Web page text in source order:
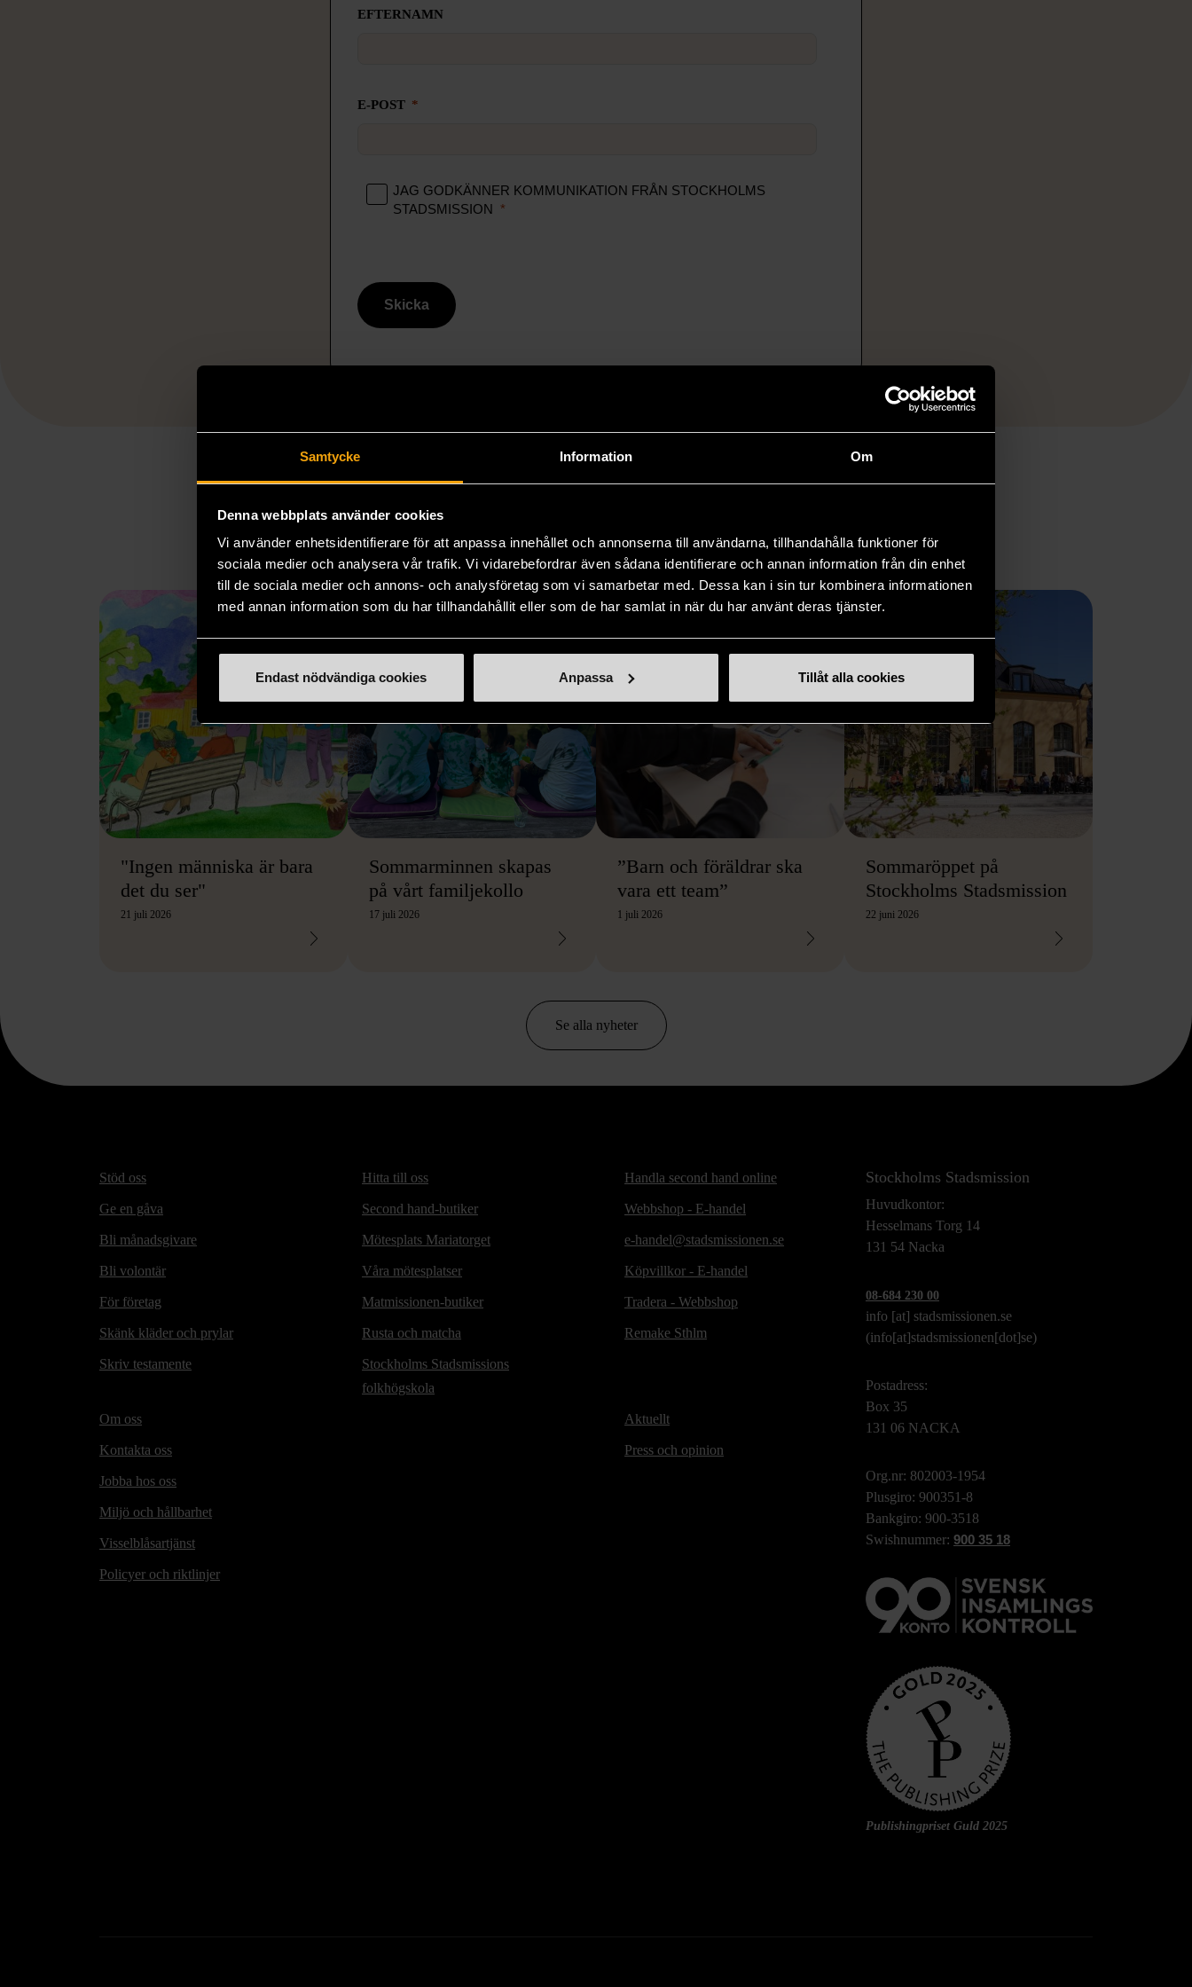
Samtycke Information Om
Denna webbplats använder cookies
Vi använder enhetsidentifierare för att anpassa innehållet och annonserna till användarna, tillhandahålla funktioner för
sociala medier och analysera vår trafik. Vi vidarebefordrar även sådana identifierare och annan information från din enhet
till de sociala medier och annons- och analysföretag som vi samarbetar med. Dessa kan i sin tur kombinera informationen
med annan information som du har tillhandahållit eller som de har samlat in när du har använt deras tjänster.
Endast nödvändiga cookies Anpassa Tillåt alla cookies
EFTERNAMN
E-POST
JAG GODKÄNNER KOMMUNIKATION FRÅN STOCKHOLMS
STADSMISSION
Skicka
NYHETER
"Ingen människa är bara
det du ser"
21 juli 2026
Sommarminnen skapas
på vårt familjekollo
17 juli 2026
”Barn och föräldrar ska
vara ett team”
1 juli 2026
Sommaröppet på
Stockholms Stadsmission
22 juni 2026
Se alla nyheter
Stöd oss
Ge en gåva
Bli månadsgivare
Bli volontär
För företag
Skänk kläder och prylar
Skriv testamente
Hitta till oss
Second hand-butiker
Mötesplats Mariatorget
Våra mötesplatser
Matmissionen-butiker
Rusta och matcha
Stockholms Stadsmissions
folkhögskola
Handla second hand online
Webbshop - E-handel
e-handel@stadsmissionen.se
Köpvillkor - E-handel
Tradera - Webbshop
Remake Sthlm
Om oss
Kontakta oss
Jobba hos oss
Miljö och hållbarhet
Visselblåsartjänst
Policyer och riktlinjer
Aktuellt
Press och opinion
Stockholms Stadsmission
Huvudkontor:
Hesselmans Torg 14
131 54 Nacka
08-684 230 00
info [at] stadsmissionen.se
(info[at]stadsmissionen[dot]se)
Postadress:
Box 35
131 06 NACKA
Org.nr: 802003-1954
Plusgiro: 900351-8
Bankgiro: 900-3518
Swishnummer: 900 35 18
Publishingpriset Guld 2025